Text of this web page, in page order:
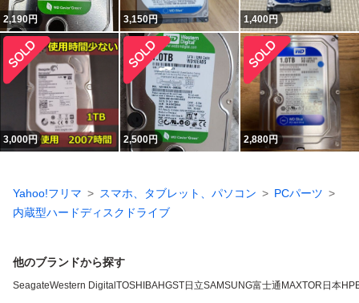
2,190円 3,150円 1,400円
3,000円 2,500円 2,880円
Yahoo!フリマ スマホ、タブレット、パソコン
PCパーツ
内蔵型ハードディスクドライブ
他のブランドから探す
SeagateWestern Digital TOSHIBAHGST日立SAMSUNG富士通 MAXTOR 日本HP